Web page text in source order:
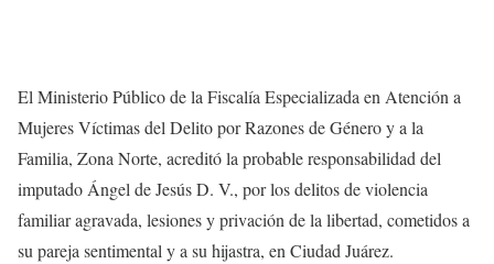
El Ministerio Público de la Fiscalía Especializada en Atención a
Mujeres Víctimas del Delito por Razones de Género y a la
Familia, Zona Norte, acreditó la probable responsabilidad del
imputado Ángel de Jesús D. V., por los delitos de violencia
familiar agravada, lesiones y privación de la libertad, cometidos a
su pareja sentimental y a su hijastra, en Ciudad Juárez.